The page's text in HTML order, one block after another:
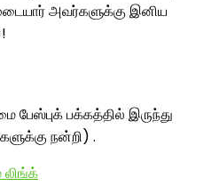
அவர்களுக்கு இனிய
பேஸ்புக் பக்கத்தில் இருந்து
நன்றி) .